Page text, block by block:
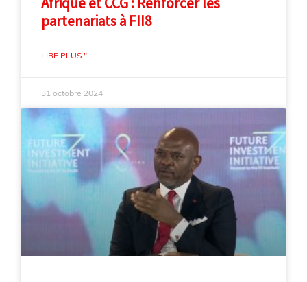
partenariats à FII8
LIRE PLUS "
31 octobre 2024